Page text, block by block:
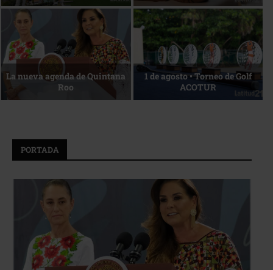
Reconocimiento de viajeros La esencia del servicio
PORTADA